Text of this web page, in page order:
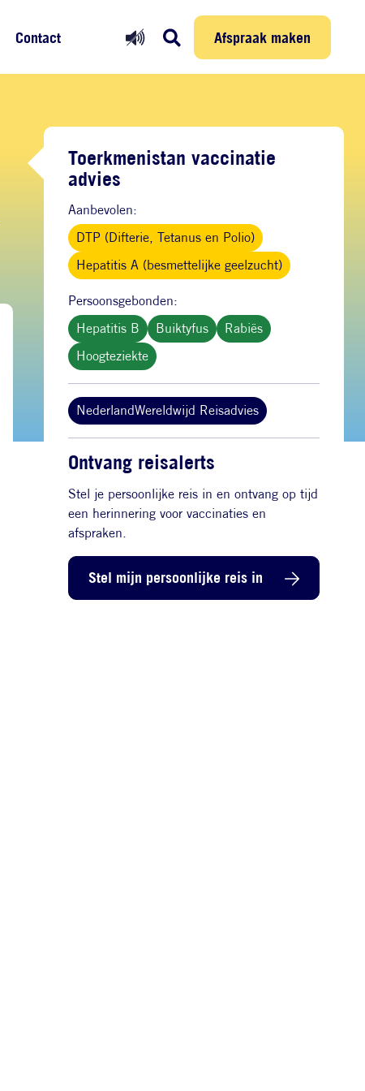
Persoonlijke reis Afspraak maken
Afspraak maken
Contact
Toerkmenistan vaccinatie
advies
Aanbevolen:
DTP (Difterie, Tetanus en Polio)
Hepatitis A (besmettelijke geelzucht)
Persoonsgebonden:
Hepatitis B
Buiktyfus
Rabiës
Hoogteziekte
NederlandWereldwijd Reisadvies
Ontvang reisalerts
Stel je persoonlijke reis in en ontvang op tijd
een herinnering voor vaccinaties en
afspraken.
Stel mijn persoonlijke reis in